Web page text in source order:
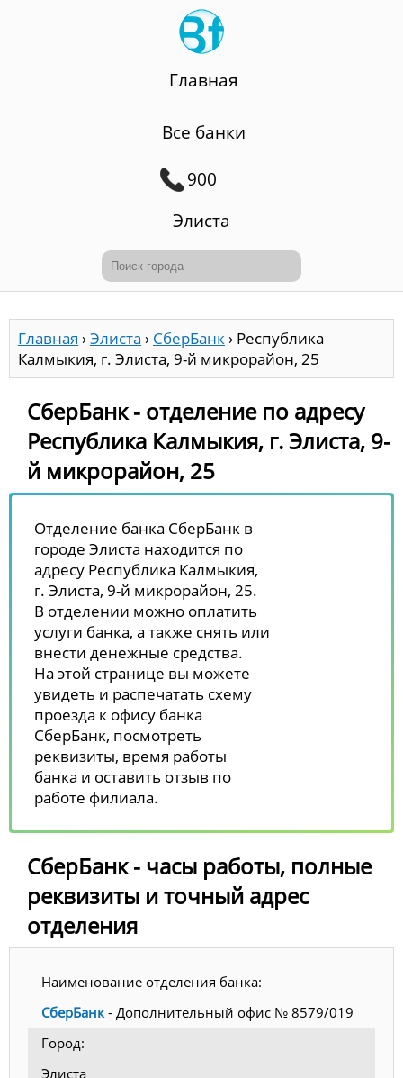
Главная
Все банки
900
Элиста
Главная ›Элиста › СберБанк› Республика
Калмыкия, г. Элиста, 9-й микрорайон, 25
СберБанк - отделение по адресу
Республика Калмыкия, г. Элиста, 9-
й микрорайон, 25
Отделение банка СберБанк в
городе Элиста находится по
адресу Республика Калмыкия,
г. Элиста, 9-й микрорайон, 25.
В отделении можно оплатить
услуги банка, а также снять или
внести денежные средства.
На этой странице вы можете
увидеть и распечатать схему
проезда к офису банка
СберБанк, посмотреть
реквизиты, время работы
банка и оставить отзыв по
работе филиала.
СберБанк - часы работы, полные
реквизиты и точный адрес
отделения
Наименование отделения банка:
СберБанк - Дополнительный офис № 8579/019
Город:
Элиста